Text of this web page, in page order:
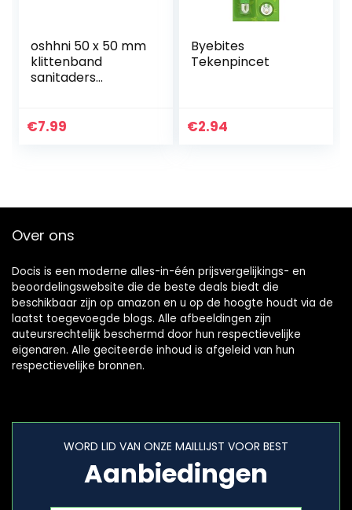
oshhni 50 x 50 mm
klittenband
sanitaders
voor
€7.99
Byebites
Tekenpincet
€2.94
Over ons
Docis is een moderne alles-in-één prijsvergelijkings- en
beoordelingswebsite die de beste deals biedt die
beschikbaar zijn op amazon en u op de hoogte houdt via de
laatst toegevoegde blogs. Alle afbeeldingen zijn
auteursrechtelijk beschermd door hun respectievelijke
eigenaren. Alle geciteerde inhoud is afgeleid van hun
respectievelijke bronnen.
WORD LID VAN ONZE MAILLIJST VOOR BEST
Aanbiedingen